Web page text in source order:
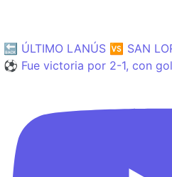
🔙 ÚLTIMO LANÚS 🆚 SAN
⚽️ Fue victoria por 2-1, con